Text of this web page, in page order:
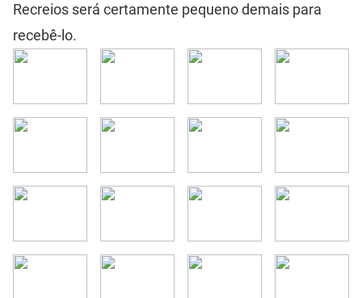
Recreios será certamente pequeno demais para
recebê-lo.